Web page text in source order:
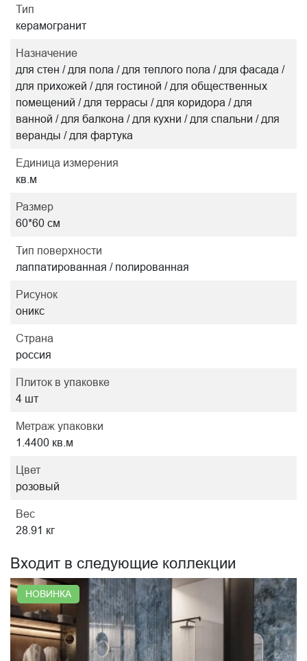
Тип
керамогранит
Назначение
для стен / для пола / для теплого пола / для фасада /
для прихожей / для гостиной / для общественных
помещений / для террасы / для коридора / для
ванной / для балкона / для кухни / для спальни / для
веранды / для фартука
Единица измерения
кв.м
Размер
60*60 см
Тип поверхности
лаппатированная / полированная
Рисунок
оникс
Страна
россия
Плиток в упаковке
4 шт
Метраж упаковки
1.4400 кв.м
Цвет
розовый
Вес
28.91 кг
Входит в следующие коллекции
НОВИНКА